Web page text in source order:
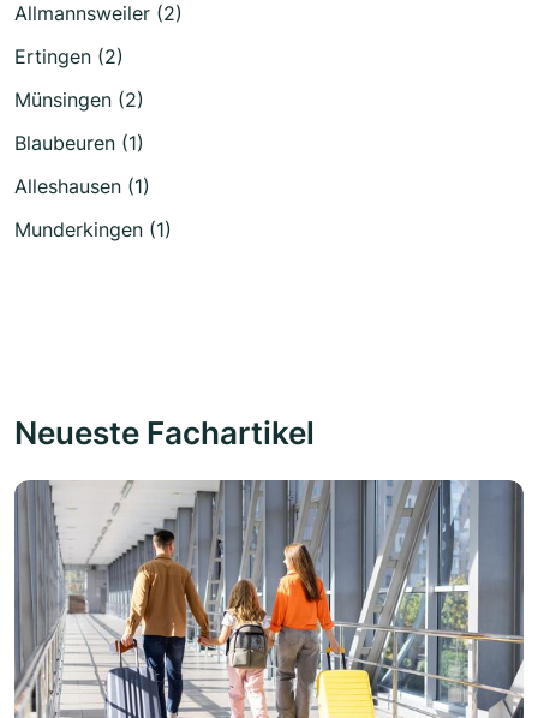
Allmannsweiler (2)
Ertingen (2)
Münsingen (2)
Blaubeuren (1)
Alleshausen (1)
Munderkingen (1)
Neueste Fachartikel